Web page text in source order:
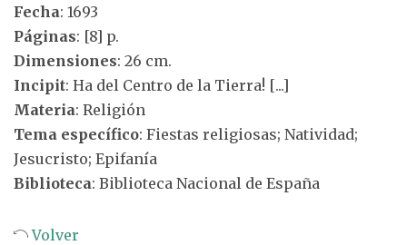
Fecha: 1693
Páginas: [8] p.
Dimensiones: 26 cm.
Incipit: Ha del Centro de la Tierra! [...]
Materia: Religión
Tema específico: Fiestas religiosas; Natividad;
Jesucristo; Epifanía
Biblioteca: Biblioteca Nacional de España
Volver